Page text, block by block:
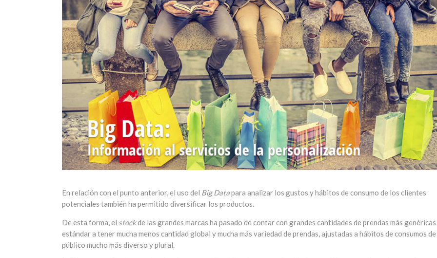
En relación con el punto anterior, el uso del Big Datapara analizar los gustos y hábitos de consumo de los clientes
potenciales también ha permitido diversificar los productos.
De esta forma, el stockde las grandes marcas ha pasado de contar con grandes cantidades de prendas más
estándar a tener mucha menos cantidad global y mucha más variedad de prendas, ajustadas a hábitos de consumos de
público mucho más diverso y plural.